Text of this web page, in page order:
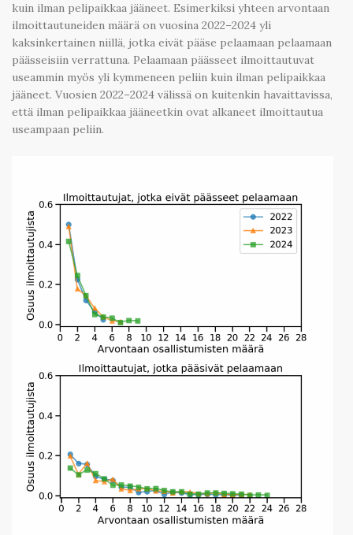
kuin ilman pelipaikkaa jääneet. Esimerkiksi yhteen arvontaan
ilmoittautuneiden määrä on vuosina 2022–2024 yli
kaksinkertainen niillä, jotka eivät pääse pelaamaan pelaamaan
päässeisiin verrattuna. Pelaamaan päässeet ilmoittautuvat
useammin myös yli kymmeneen peliin kuin ilman pelipaikkaa
jääneet. Vuosien 2022–2024 välissä on kuitenkin havaittavissa,
että ilman pelipaikkaa jääneetkin ovat alkaneet ilmoittautua
useampaan peliin.